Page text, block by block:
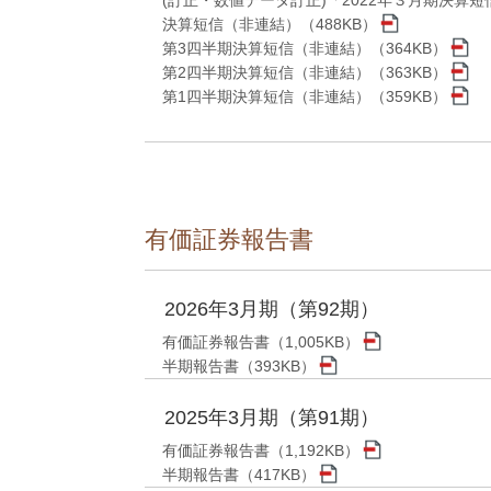
決算短信（非連結）（488KB）
第3四半期決算短信（非連結）（364KB）
第2四半期決算短信（非連結）（363KB）
第1四半期決算短信（非連結）（359KB）
有価証券報告書
2026年3月期（第92期）
有価証券報告書（1,005KB）
半期報告書（393KB）
2025年3月期（第91期）
有価証券報告書（1,192KB）
半期報告書（417KB）